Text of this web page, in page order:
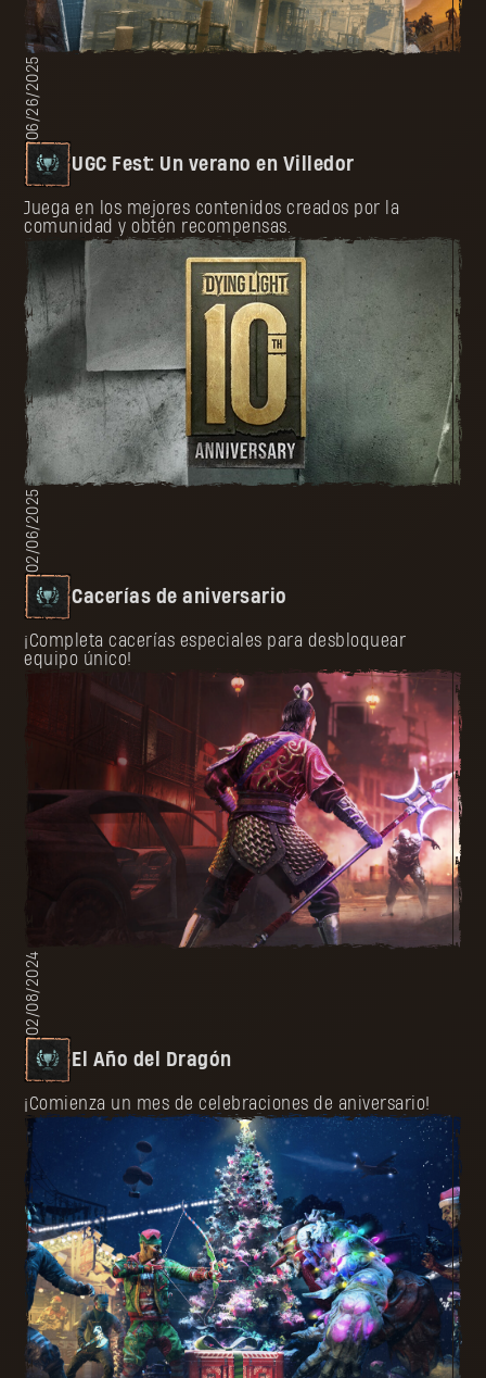
06/26/2025
UGC Fest: Un verano en Villedor
Juega en los mejores contenidos creados por la
comunidad y obtén recompensas.
02/06/2025
Cacerías de aniversario
¡Completa cacerías especiales para desbloquear
equipo único!
02/08/2024
El Año del Dragón
¡Comienza un mes de celebraciones de aniversario!